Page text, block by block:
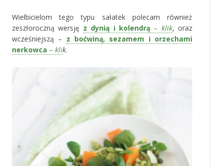
Wielbicielom tego typu sałatek polecam również
zeszłoroczną wersję z dynią i kolendrą– klik, oraz
wcześniejszą – z boćwiną, sezamem i orzechami
nerkowca – klik.